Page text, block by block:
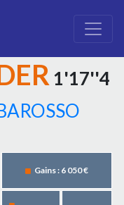
1'17''4
Gains : 6 050 €